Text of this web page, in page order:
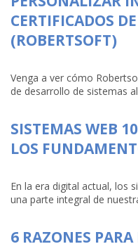
CERTIFICADOS
(ROBERTSOFT)
Venga a ver cómo
de desarrollo de sistemas
SISTEMAS WEB
LOS
En la era digital actual, los
una parte integral de
6 RAZONES